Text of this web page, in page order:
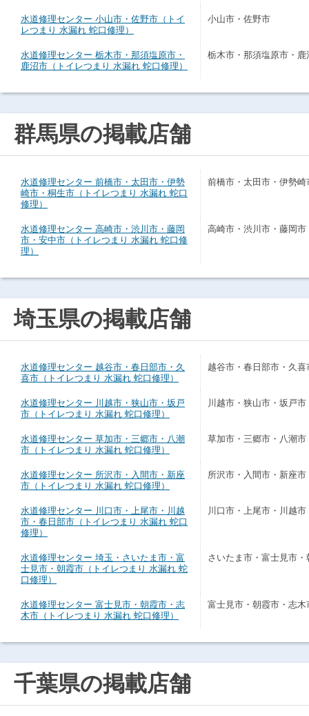
水道修理センター 小山市・佐野市（トイ
レつまり 水漏れ 蛇口修理）
小山市・佐野市
水道修理センター 栃木市・那須塩原市・
鹿沼市（トイレつまり 水漏れ 蛇口修理）
栃木市・那須塩原市・鹿
群馬県の掲載店舗
水道修理センター 前橋市・太田市・伊勢
崎市・桐生市（トイレつまり 水漏れ 蛇口
修理）
前橋市・太田市・伊勢崎
水道修理センター 高崎市・渋川市・藤岡
市・安中市（トイレつまり 水漏れ 蛇口修
理）
高崎市・渋川市・藤岡市
埼玉県の掲載店舗
水道修理センター 越谷市・春日部市・久
喜市（トイレつまり 水漏れ 蛇口修理）
越谷市・春日部市・久喜
水道修理センター 川越市・狭山市・坂戸
市（トイレつまり 水漏れ 蛇口修理）
川越市・狭山市・坂戸市
水道修理センター 草加市・三郷市・八潮
市（トイレつまり 水漏れ 蛇口修理）
草加市・三郷市・八潮市
水道修理センター 所沢市・入間市・新座
市（トイレつまり 水漏れ 蛇口修理）
所沢市・入間市・新座市
水道修理センター 川口市・上尾市・川越
市・春日部市（トイレつまり 水漏れ 蛇口
修理）
川口市・上尾市・川越
水道修理センター 埼玉・さいたま市・富
士見市・朝霞市（トイレつまり 水漏れ 蛇
口修理）
さいたま市・富士見市・
水道修理センター 富士見市・朝霞市・志
木市（トイレつまり 水漏れ 蛇口修理）
富士見市・朝霞市・志木
千葉県の掲載店舗